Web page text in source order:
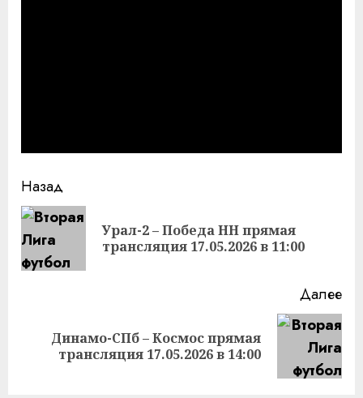
Продолжить
чтение
Назад
Урал-2 – Победа НН прямая
трансляция 17.05.2026 в 11:00
Далее
Следующая
запись:
Динамо-СПб – Космос прямая
трансляция 17.05.2026 в 14:00